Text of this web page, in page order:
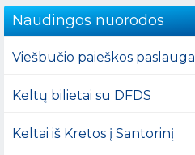
Naudingos nuorodos
Viešbučio paieškos paslauga
Keltų bilietai su DFDS
Keltai iš Kretos į Santorinį